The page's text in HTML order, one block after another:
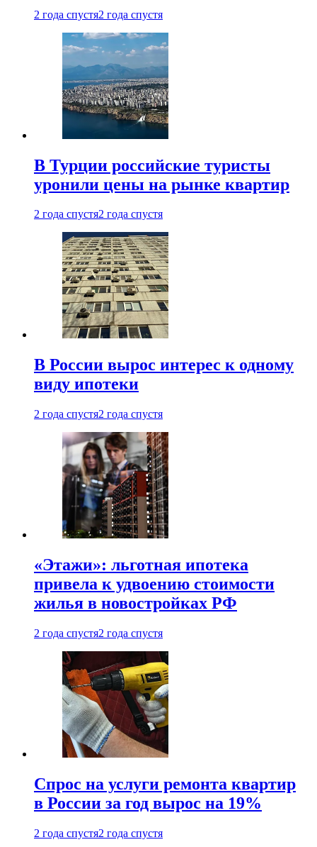
2 года спустя2 года спустя
В Турции российские туристы
уронили цены на рынке квартир
2 года спустя2 года спустя
В России вырос интерес к одному
виду ипотеки
2 года спустя2 года спустя
«Этажи»: льготная ипотека
привела к удвоению стоимости
жилья в новостройках РФ
2 года спустя2 года спустя
Спрос на услуги ремонта квартир
в России за год вырос на 19%
2 года спустя2 года спустя